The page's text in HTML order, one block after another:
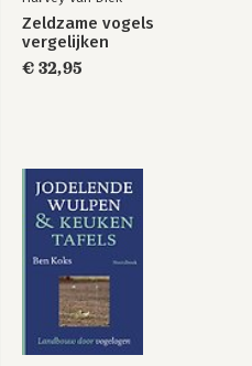
Zeldzame vogels
vergelijken
€ 32,95